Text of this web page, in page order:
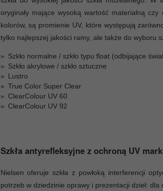
oryginały mające wysoką wartość materialną
kolorów, są promienie UV, które występują
tylko najlepszej jakości ramy, ale także do wyboru
Szkło normalne / szkło typu float (odbijające
Szkło akrylowe / szkło sztuczne
Lustro
True Color Super Clear
ClearColour UV 60
ClearColour UV 92
Szkła antyrefleksyjne z ochroną UV
Nielsen oferuje szkła z powłoką interferencji
potrzeb w dziedzinie oprawy i prezentacji dzieł: